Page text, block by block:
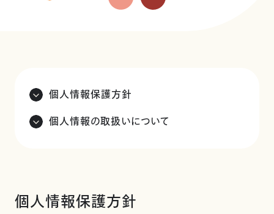
個人情報保護方針
個人情報の取扱いについて
個人情報保護方針